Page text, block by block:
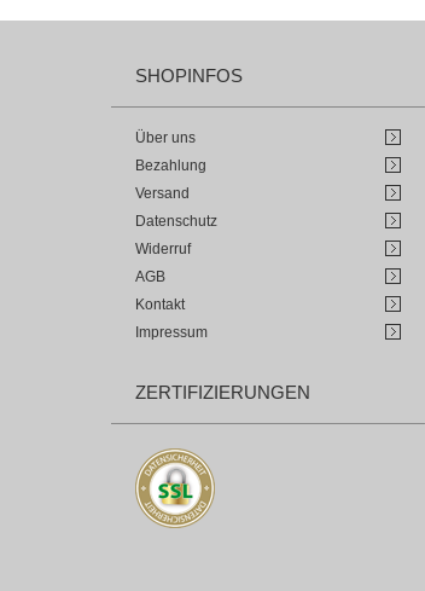
SHOPINFOS
Über uns
Bezahlung
Versand
Datenschutz
Widerruf
AGB
Kontakt
Impressum
ZERTIFIZIERUNGEN